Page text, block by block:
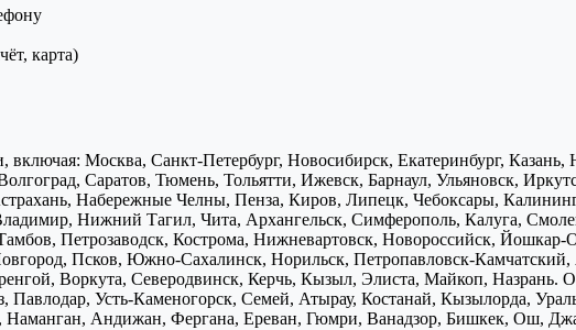
карта)
Москва, Санкт-Петербург, Новосибирск, Екатеринбург,
Саратов, Тюмень, Тольятти, Ижевск, Барнаул, Ульяновск,
Набережные Челны, Пенза, Киров, Липецк, Чебоксары,
Нижний Тагил, Чита, Архангельск, Симферополь, Калуга,
Петрозаводск, Кострома, Нижневартовск, Новороссийск,
Псков, Южно-Сахалинск, Норильск, Петропавловск-
Воркута, Северодвинск, Керчь, Кызыл, Элиста, Майкоп, Назрань.
Усть-Каменогорск, Семей, Атырау, Костанай, Кызылорда,
Наманган, Андижан, Фергана, Ереван, Гюмри, Ванадзор, Бишкек, Ош,